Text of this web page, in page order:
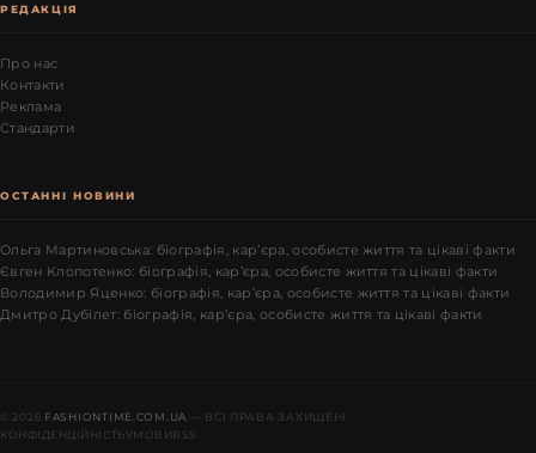
РЕДАКЦІЯ
Про нас
Контакти
Реклама
Стандарти
ОСТАННІ НОВИНИ
Ольга Мартиновська: біографія, кар’єра, особисте життя та цікаві факти
Євген Клопотенко: біографія, кар’єра, особисте життя та цікаві факти
Володимир Яценко: біографія, кар’єра, особисте життя та цікаві факти
Дмитро Дубілет: біографія, кар’єра, особисте життя та цікаві факти
© 2026 FASHIONTIME.COM.UA
— ВСІ ПРАВА ЗАХИЩЕНІ
КОНФІДЕНЦІЙНІСТЬУМОВИRSS